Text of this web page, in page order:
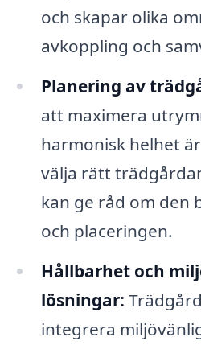
och skapar olika
avkoppling och
Planering av
att maximera
harmonisk helhet
välja rätt
kan ge råd om den
och placeringen.
Hållbarhet och
lösningar:
integrera